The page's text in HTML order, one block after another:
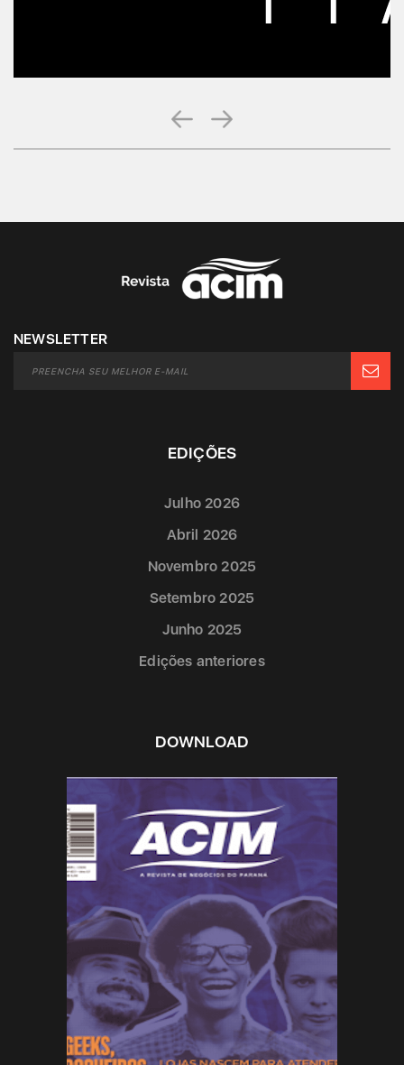
NEWSLETTER
EDIÇÕES
Julho 2026
Abril 2026
Novembro 2025
Setembro 2025
Junho 2025
Edições anteriores
DOWNLOAD